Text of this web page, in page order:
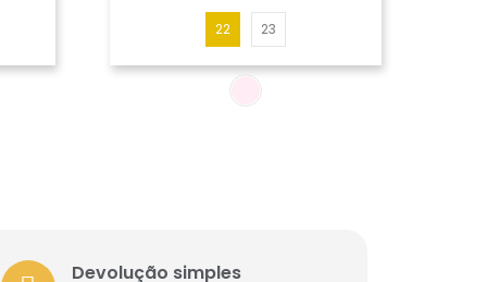
22 23
Devolução simples